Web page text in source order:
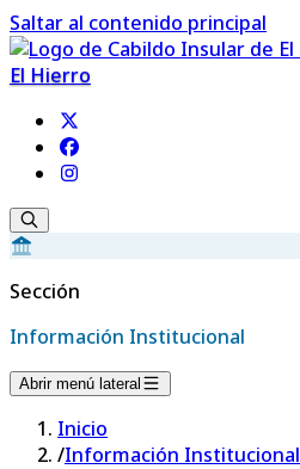
Saltar al contenido principal
El Hierro
Sección
Información Institucional
Abrir menú lateral
Inicio
/Información Institucional